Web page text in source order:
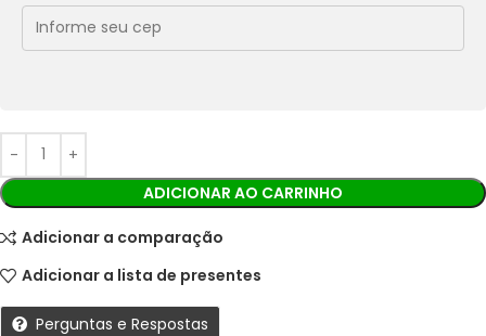
Ao finalizar sua compra você receberá os detalhes para
realizar o pagamento.
ADICIONAR AO CARRINHO
Adicionar a comparação
Adicionar a lista de presentes
Perguntas e Respostas